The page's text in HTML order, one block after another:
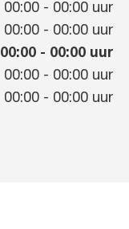
00:00 - 00:00 uur
00:00 - 00:00 uur
00:00 - 00:00 uur
00:00 - 00:00 uur
00:00 - 00:00 uur